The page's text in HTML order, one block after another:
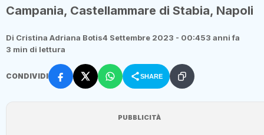
Campania, Castellammare di Stabia, Napoli
Di Cristina Adriana Botis4 Settembre 2023 - 00:453 anni fa
3 min di lettura
CONDIVIDI SHARE
PUBBLICITÀ